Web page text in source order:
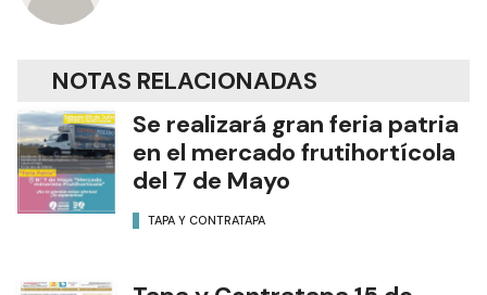
NOTAS RELACIONADAS
Se realizará gran feria patria
en el mercado frutihortícola
del 7 de Mayo
TAPA Y CONTRATAPA